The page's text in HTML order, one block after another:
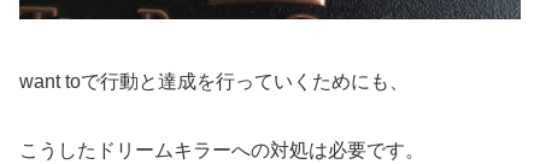
want toで行動と達成を行っていくためにも、
こうしたドリームキラーへの対処は必要です。